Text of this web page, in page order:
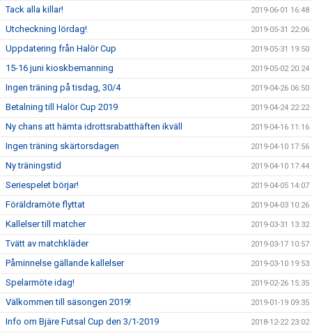
Tack alla killar! 2019-06-01 16:48
Utcheckning lördag! 2019-05-31 22:06
Uppdatering från Halör Cup 2019-05-31 19:50
15-16 juni kioskbemanning 2019-05-02 20:24
Ingen träning på tisdag, 30/4 2019-04-26 06:50
Betalning till Halör Cup 2019 2019-04-24 22:22
Ny chans att hämta idrottsrabatthäften ikväll 2019-04-16 11:16
Ingen träning skärtorsdagen 2019-04-10 17:56
Ny träningstid 2019-04-10 17:44
Seriespelet börjar! 2019-04-05 14:07
Föräldramöte flyttat 2019-04-03 10:26
Kallelser till matcher 2019-03-31 13:32
Tvätt av matchkläder 2019-03-17 10:57
Påminnelse gällande kallelser 2019-03-10 19:53
Spelarmöte idag! 2019-02-26 15:35
Välkommen till säsongen 2019! 2019-01-19 09:35
Info om Bjäre Futsal Cup den 3/1-2019 2018-12-22 23:02